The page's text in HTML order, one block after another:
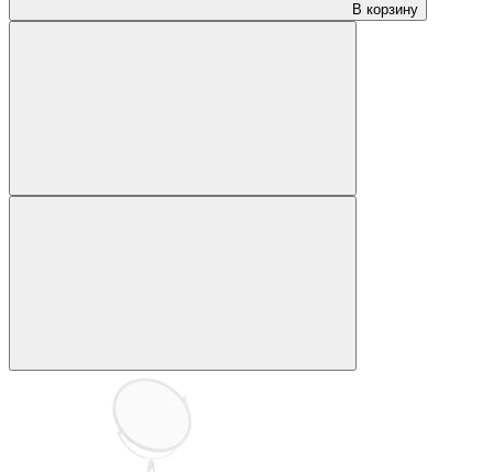
В корзину